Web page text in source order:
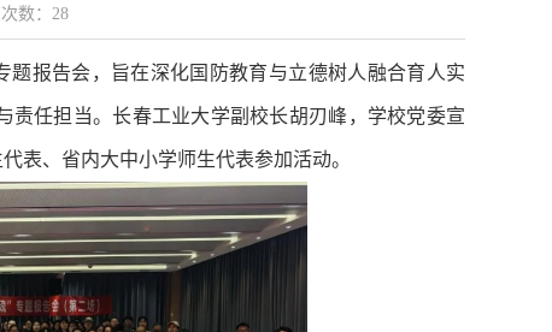
数： 28
题报告会，旨在深化国防教育与立德树人融合育人实
任担当。长春工业大学副校长胡刃峰，学校党委宣
表、省内大中小学师生代表参加活动。